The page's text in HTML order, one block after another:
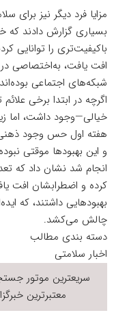
مزایا فرد دیگر نیز
بسیاری گزارش دادند که
باکیفیت‌تری را توانایی
افت یافت، به‌اختصاصی در
شبکه‌های اجتماعی
اگرچه در ابتدا برخی
خیالی—وجود داشت، اما
هفته اول حس وجود
و این بهبودها موقتی
انجام شد نشان داد که
کرده و اضطرابشان افت
بهبودهایی داشتند، که
چالش می‌کشد.
دسته بندی مطالب
اخبار سلامتی
سریعترین موتور
معتبرترین